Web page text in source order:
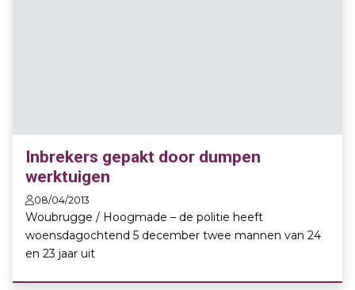
Inbrekers gepakt door dumpen
werktuigen
08/04/2013
Woubrugge / Hoogmade – de politie heeft
woensdagochtend 5 december twee mannen van 24
en 23 jaar uit